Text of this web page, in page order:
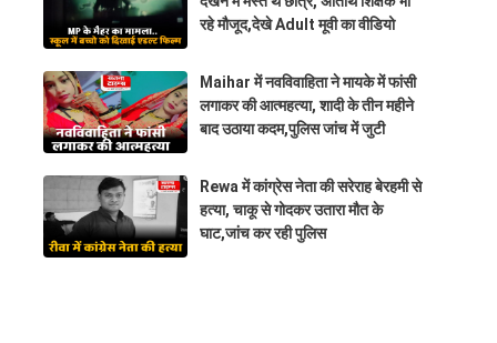
रहे मौजूद,देखे Adult मूवी का वीडियो
Maihar में नवविवाहिता ने मायके में फांसी
लगाकर की आत्महत्या, शादी के तीन महीने
बाद उठाया कदम,पुलिस जांच में जुटी
Rewa में कांग्रेस नेता की सरेराह बेरहमी से
हत्या, चाकू से गोदकर उतारा मौत के
घाट,जांच कर रही पुलिस